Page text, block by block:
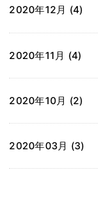
2020年12月 (4)
2020年11月 (4)
2020年10月 (2)
2020年03月 (3)